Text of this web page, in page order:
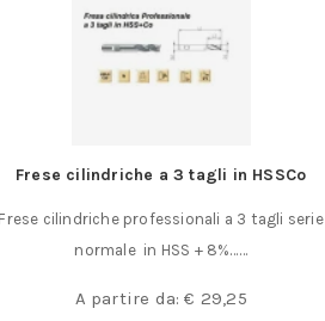
Frese cilindriche a 3 tagli in HSSCo
Frese cilindriche professionali a 3 tagli serie
normale in HSS + 8%……
A partire da:€ 29,25